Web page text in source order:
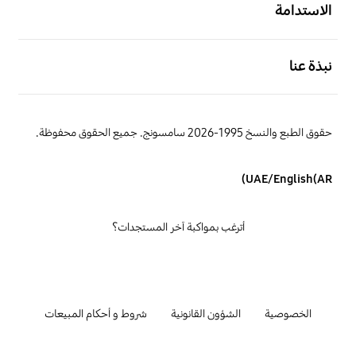
الاستدامة
نبذة عنا
حقوق الطبع والنسخ 1995-2026 سامسونج. جميع الحقوق محفوظة.
UAE/English(AR)
الخصوصية الشؤون القانونية شروط و أحكام المبيعات
أترغب بمواكبة آخر المستجدات؟